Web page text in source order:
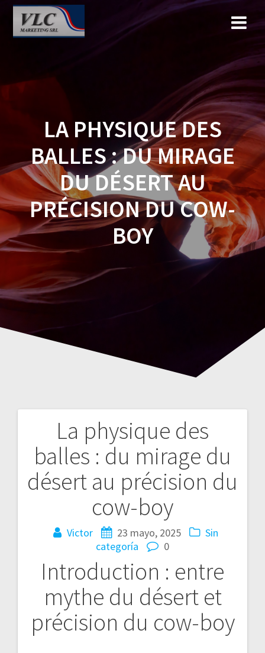
al
contenido
LA PHYSIQUE DES
BALLES : DU MIRAGE
DU DÉSERT AU
PRÉCISION DU COW-
BOY
La physique des
balles : du mirage du
désert au précision du
cow-boy
Victor 23 mayo, 2025
Sin
categoría
0
Introduction : entre
mythe du désert et
précision du cow-boy
Navegación
de
entradas